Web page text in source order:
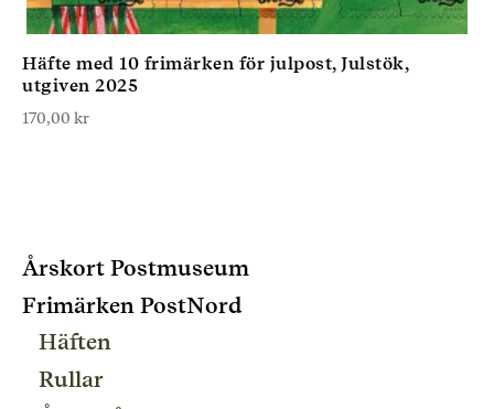
Häfte med 10 frimärken för julpost, Julstök,
utgiven 2025
170,00 kr
Årskort Postmuseum
Frimärken PostNord
Häften
Rullar